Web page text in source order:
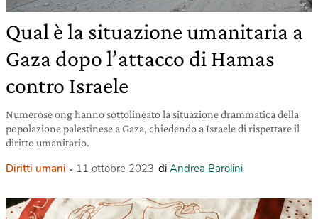
Qual è la situazione umanitaria a
Gaza dopo l’attacco di Hamas
contro Israele
Numerose ong hanno sottolineato la situazione drammatica della
popolazione palestinese a Gaza, chiedendo a Israele di rispettare il
diritto umanitario.
Diritti umani 11 ottobre 2023 di Andrea Barolini